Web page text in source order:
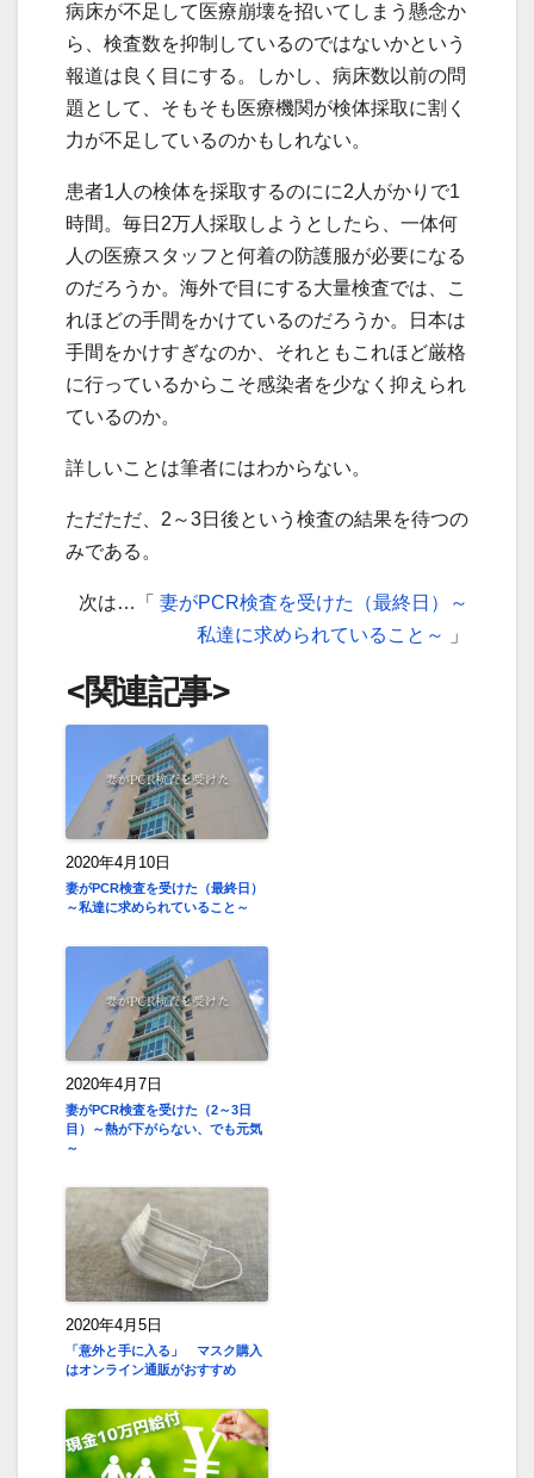
病床が不足して医療崩壊を招いてしまう懸念か
ら、検査数を抑制しているのではないかという
報道は良く目にする。しかし、病床数以前の問
題として、そもそも医療機関が検体採取に割く
力が不足しているのかもしれない。
患者1人の検体を採取するのにに2人がかりで1
時間。毎日2万人採取しようとしたら、一体何
人の医療スタッフと何着の防護服が必要になる
のだろうか。海外で目にする大量検査では、こ
れほどの手間をかけているのだろうか。日本は
手間をかけすぎなのか、それともこれほど厳格
に行っているからこそ感染者を少なく抑えられ
ているのか。
詳しいことは筆者にはわからない。
ただただ、2～3日後という検査の結果を待つの
みである。
次は…「 妻がPCR検査を受けた（最終日）～
私達に求められていること～
」
<関連記事>
2020年4月10日
妻がPCR検査を受けた（最終日）
～私達に求められていること～
2020年4月7日
妻がPCR検査を受けた（2～3日
目）～熱が下がらない、でも元気
～
2020年4月5日
「意外と手に入る」 マスク購入
はオンライン通販がおすすめ